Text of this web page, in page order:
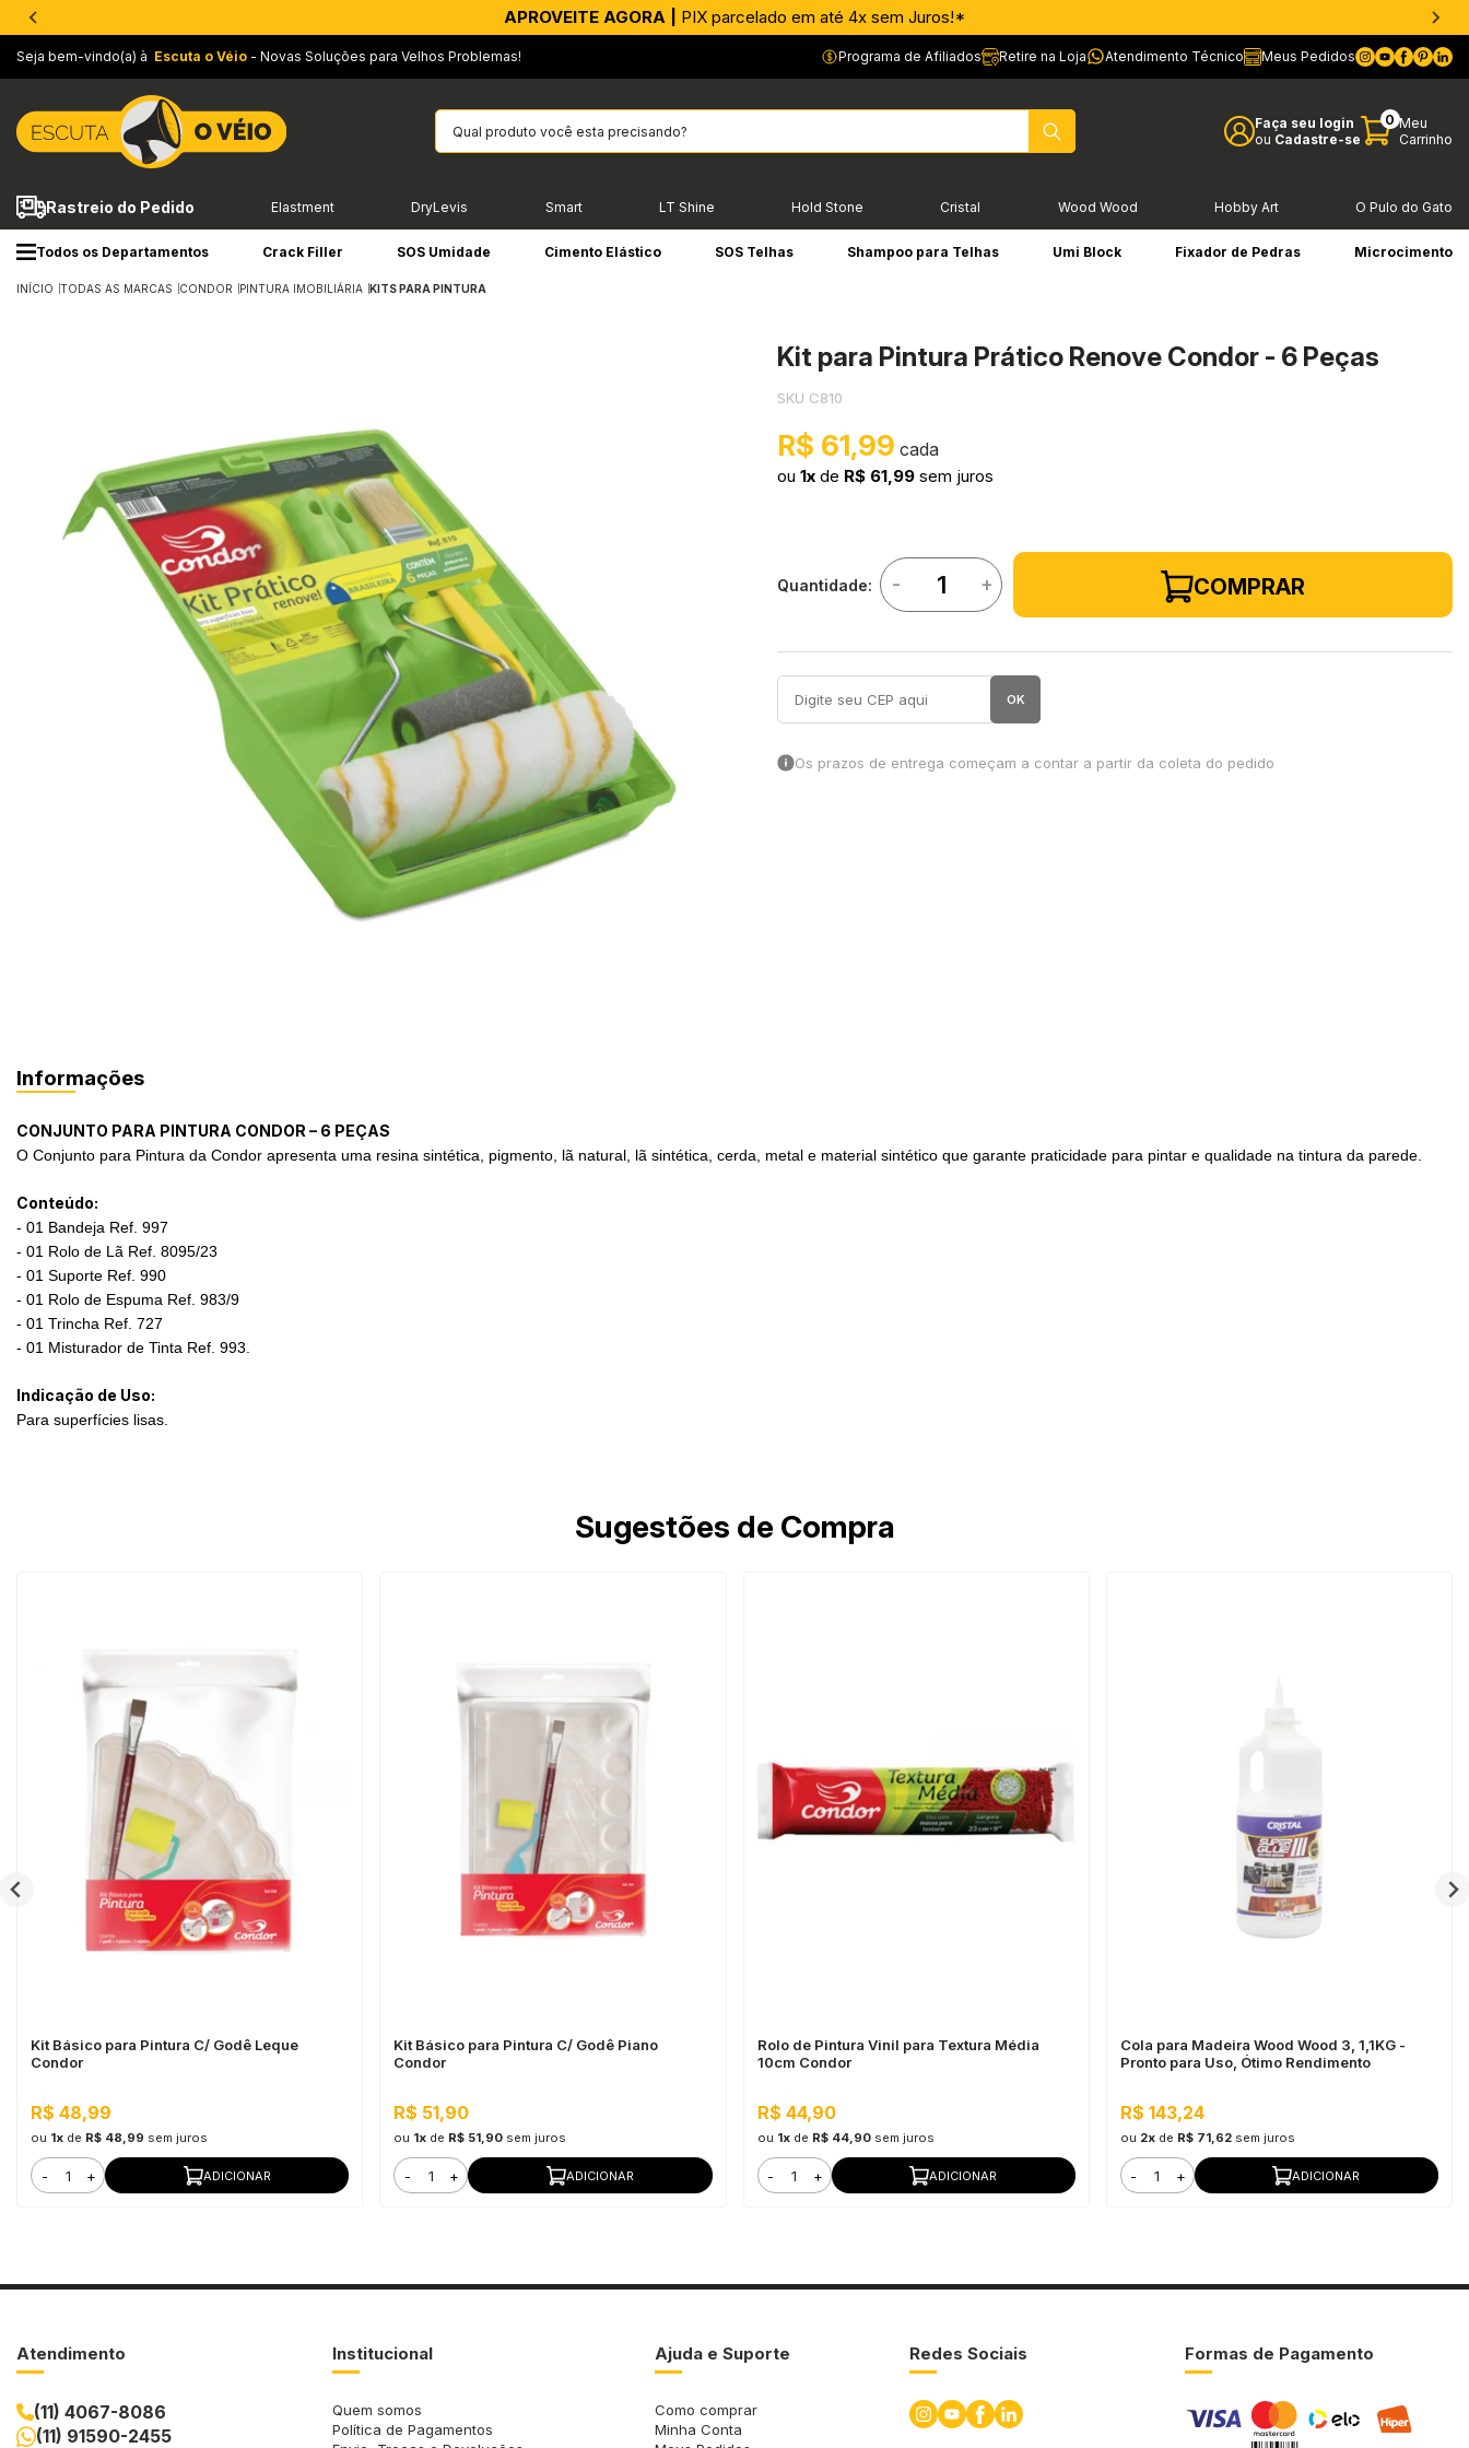
APROVEITE AGORA | PIX parcelado em até 4x sem Juros!*
Seja bem-vindo(a) à Escuta o Véio - Novas Soluções para Velhos Problemas! Programa de Afiliados Retire na Loja Atendimento Técnico Meus Pedidos
Faça seu login
ou Cadastre-se
0 Meu
Carrinho
Rastreio do Pedido Elastment DryLevis Smart LT Shine Hold Stone Cristal Wood Wood Hobby Art O Pulo do Gato
Todos os Departamentos Crack Filler SOS Umidade Cimento Elástico SOS Telhas Shampoo para Telhas Umi Block Fixador de Pedras Microcimento
INÍCIO TODAS AS MARCAS CONDOR PINTURA IMOBILIÁRIA KITS PARA PINTURA
Kit para Pintura Prático Renove Condor - 6 Peças
SKU C810
R$ 61,99
ou1x de R$ 61,99 sem juros
Quantidade: - + COMPRAR
OK
Os prazos de entrega começam a contar a partir da coleta do pedido
Informações
CONJUNTO PARA PINTURA CONDOR – 6 PEÇAS
O Conjunto para Pintura da Condor apresenta uma resina sintética, pigmento, lã natural, lã sintética, cerda, metal e material sintético que garante praticidade para pintar e qualidade na tintura da parede.
Conteúdo:
- 01 Bandeja Ref. 997
- 01 Rolo de Lã Ref. 8095/23
- 01 Suporte Ref. 990
- 01 Rolo de Espuma Ref. 983/9
- 01 Trincha Ref. 727
- 01 Misturador de Tinta Ref. 993.
Indicação de Uso:
Para superfícies lisas.
Sugestões de Compra
Kit Básico para Pintura C/ Godê Leque
Condor
R$ 48,99
ou 1x de R$ 48,99 sem juros
- + ADICIONAR
Kit Básico para Pintura C/ Godê Piano
Condor
R$ 51,90
ou 1x de R$ 51,90 sem juros
- + ADICIONAR
Rolo de Pintura Vinil para Textura Média
10cm Condor
R$ 44,90
ou 1xde R$ 44,90 sem juros
- + ADICIONAR
Cola para Madeira Wood Wood 3, 1,1KG -
Pronto para Uso, Ótimo Rendimento
R$ 143,24
ou 2xde R$ 71,62 sem juros
- + ADICIONAR
Atendimento
(11) 4067-8086
(11) 91590-2455
Institucional
Quem somos
Política de Pagamentos
Ajuda e Suporte
Como comprar
Minha Conta
Redes Sociais Formas de Pagamento